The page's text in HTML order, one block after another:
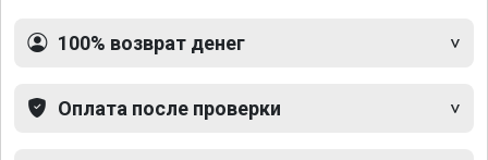
100% возврат денег
Оплата после проверки